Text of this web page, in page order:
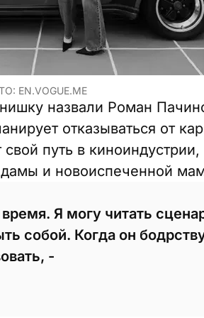
назвали Роман
отказываться от
путь в киноиндустрии,
и новоиспеченной
Я могу читать
собой. Когда он
-